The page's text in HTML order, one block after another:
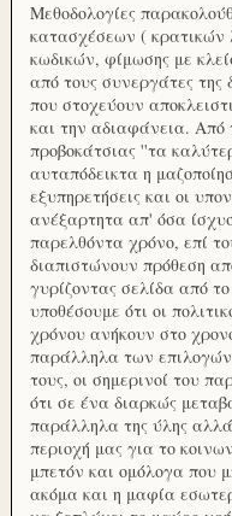
Μεθοδολογίες
κατασχέσεων ( κρατικών
κωδικών, φίμωσης με
από τους συνεργάτες της
που στοχεύουν
και την αδιαφάνεια. Από
προβοκάτσιας ''τα
αυταπόδεικτα η
εξυπηρετήσεις και οι
ανέξαρτητα απ' όσα
παρελθόντα χρόνο, επί
διαπιστώνουν πρόθεση
γυρίζοντας σελίδα από
υποθέσουμε ότι οι
χρόνου ανήκουν στο
παράλληλα των
τους, οι σημερινοί του
ότι σε ένα διαρκώς
παράλληλα της ύλης
περιοχή μας για το
μπετόν και ομόλογα που
ακόμα και η μαφία